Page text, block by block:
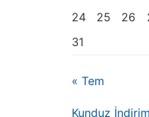
24
25 26
31
« Tem
Kunduz